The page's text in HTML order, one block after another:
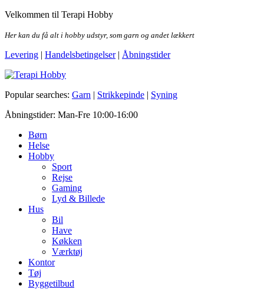
Skip
the
Velkommen til Terapi Hobby
Her kan du få alt i hobby udstyr, som garn og andet lækkert
Levering | Handelsbetingelser| Åbningstider
Terapi Hobby
Popular searches: Garn | Strikkepinde | Syning
Åbningstider: Man-Fre 10:00-16:00
Børn
Helse
Hobby
Sport
Rejse
Gaming
Lyd & Billede
Hus
Bil
Have
Køkken
Værktøj
Kontor
Tøj
Byggetilbud